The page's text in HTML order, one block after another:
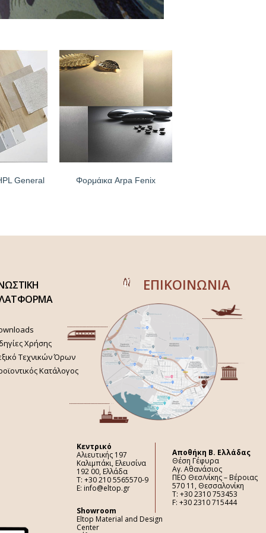
General Φορμάικα Arpa Fenix
Χρήσης
Τεχνικών Όρων
Κατάλογος
ΕΠΙΚΟΙΝΩΝΙΑ
Κεντρικό
Αλιευτικής 197
Καλιμπάκι, Ελευσίνα
192 00, Ελλάδα
Τ: +30 210 5565570-9
E: info@eltop.gr
Showroom
Eltop Material and Design
Center
Aποθήκη Β. Ελλάδας
Θέση Γέφυρα
Αγ. Αθανάσιος
ΠΕΟ Θεσ/νίκης – Βέροιας
570 11, Θεσσαλονίκη
Τ: +30 2310 753453
F: +30 2310 715444